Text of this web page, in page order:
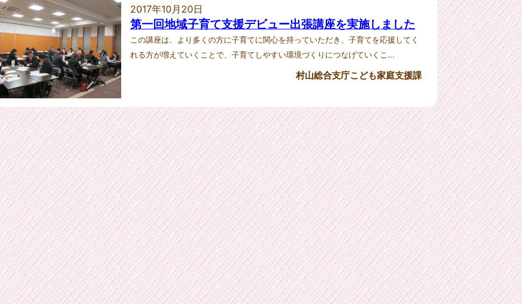
2017年10月20日
第一回地域子育て支援デビュー出張講座を実施しました
この講座は、より多くの方に子育てに関心を持っていただき、子育てを応援してく
れる方が増えていくことで、子育てしやすい環境づくりにつなげていくこ...
村山総合支庁こども家庭支援課